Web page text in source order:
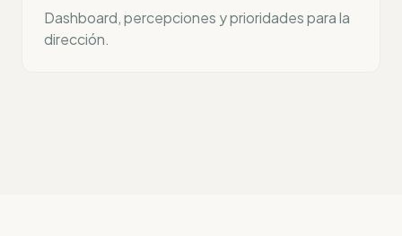
Dashboard, percepciones y prioridades para la
dirección.